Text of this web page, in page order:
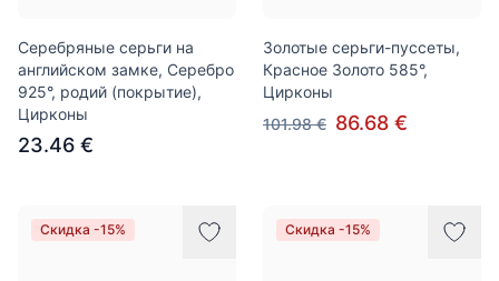
Серебряные серьги на
английском замке, Серебро
925°, родий (покрытие),
Цирконы
23.46 €
Золотые серьги-пуссеты,
Красное Золото 585°,
Цирконы
101.98 € 86.68 €
Скидка -15% Скидка -15%